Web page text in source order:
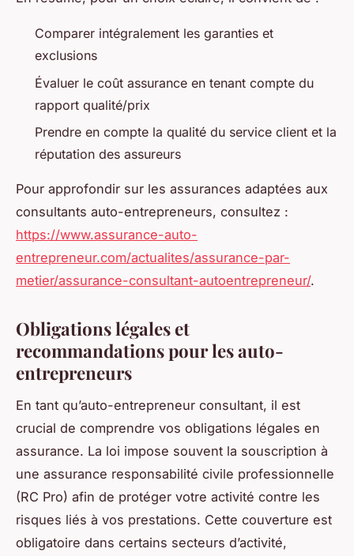
Comparer intégralement les garanties et
exclusions
Évaluer le coût assurance en tenant compte du
rapport qualité/prix
Prendre en compte la qualité du service client et la
réputation des assureurs
Pour approfondir sur les assurances adaptées aux
consultants auto-entrepreneurs, consultez :
https://www.assurance-auto-
entrepreneur.com/actualites/assurance-par-
metier/assurance-consultant-autoentrepreneur/.
Obligations légales et
recommandations pour les auto-
entrepreneurs
En tant qu’auto-entrepreneur consultant, il est
crucial de comprendre vos obligations légales en
assurance. La loi impose souvent la souscription à
une assurance responsabilité civile professionnelle
(RC Pro) afin de protéger votre activité contre les
risques liés à vos prestations. Cette couverture est
obligatoire dans certains secteurs d’activité,